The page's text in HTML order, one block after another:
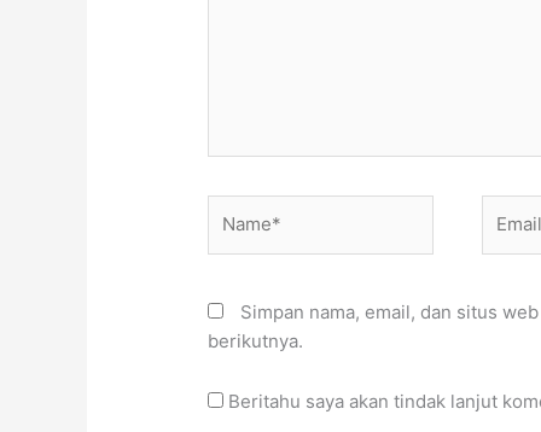
Simpan nama, email, dan situs
berikutnya.
Beritahu saya akan tindak lanjut